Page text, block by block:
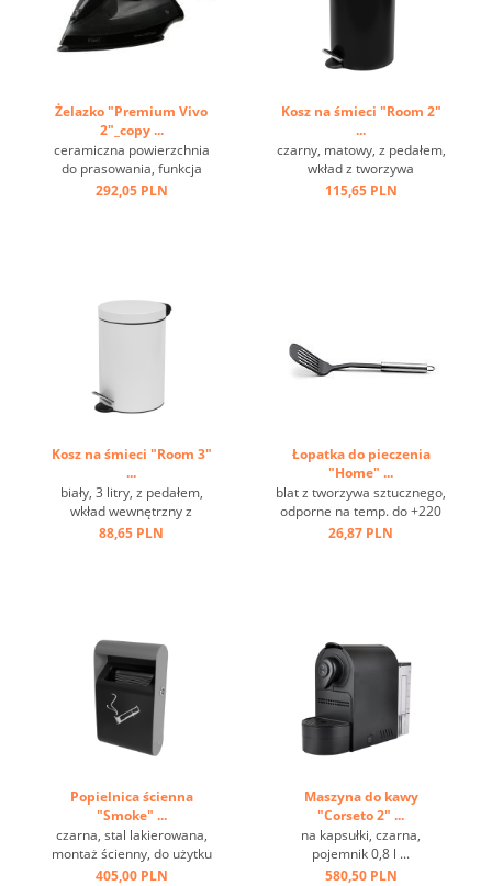
Żelazko "Premium Vivo
2"_copy ...
ceramiczna powierzchnia
do prasowania, funkcja
sprzyskiwania i pary,
292,05 PLN
Kosz na śmieci "Room 2"
...
czarny, matowy, z pedałem,
wkład z tworzywa
sztucznego, ring na spodzie
115,65 PLN
Kosz na śmieci "Room 3"
...
biały, 3 litry, z pedałem,
wkład wewnętrzny z
tworzywa sztucznego ...
88,65 PLN
Łopatka do pieczenia
"Home" ...
blat z tworzywa sztucznego,
odporne na temp. do +220
st.C, stal nierdzewna, oczko
26,87 PLN
Popielnica ścienna
"Smoke" ...
czarna, stal lakierowana,
montaż ścienny, do użytku
zewnętrznego ...
405,00 PLN
Maszyna do kawy
"Corseto 2" ...
na kapsułki, czarna,
pojemnik 0,8 l ...
580,50 PLN